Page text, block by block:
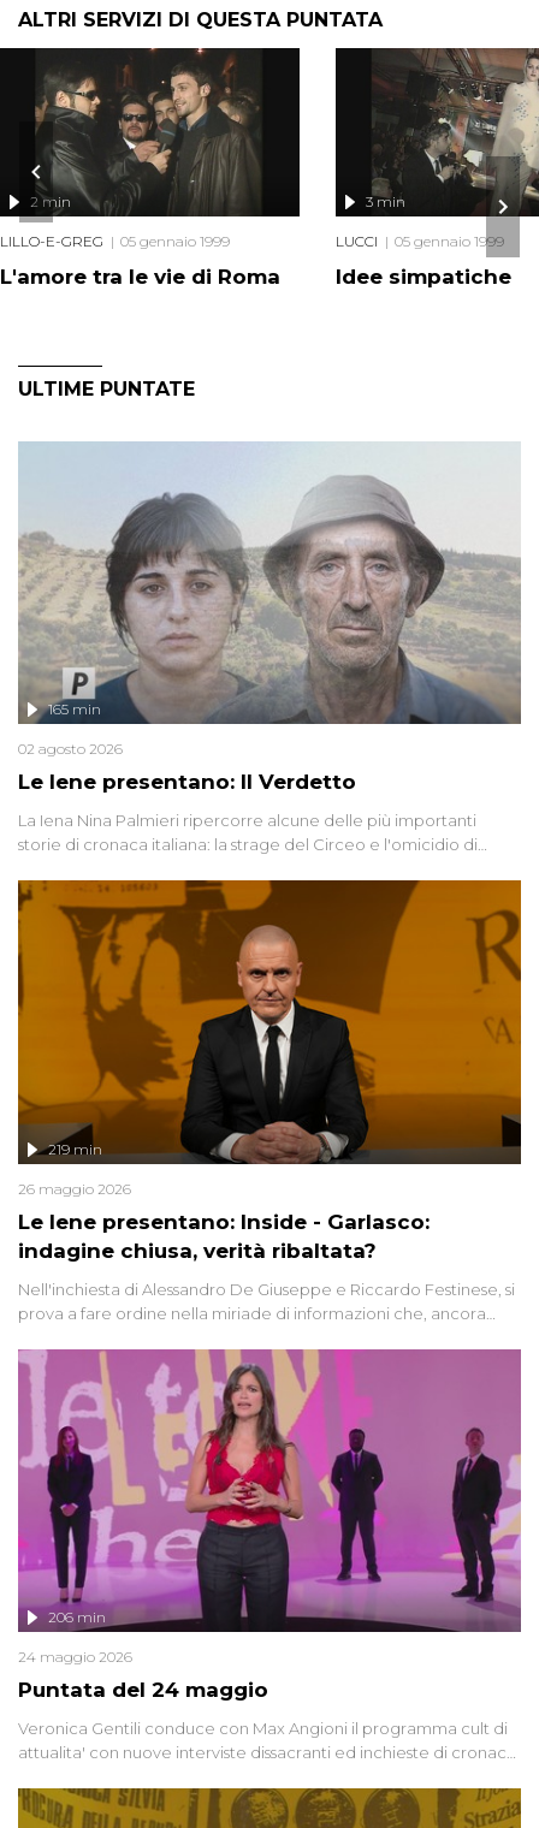
ALTRI SERVIZI DI QUESTA PUNTATA
L'amore tra le vie di Roma
2 min
LILLO-E-GREG 05 gennaio 1999
Idee simpatiche
3 min
LUCCI 05 gennaio 1999
ULTIME PUNTATE
Le Iene presentano: Il Verdetto
165 min
02 agosto 2026
La Iena Nina Palmieri ripercorre alcune delle più importanti
storie di cronaca italiana: la strage del Circeo e l'omicidio di
Le Iene presentano: Inside - Garlasco:
indagine chiusa, verità ribaltata?
219 min
26 maggio 2026
Nell'inchiesta di Alessandro De Giuseppe e Riccardo Festinese, si
prova a fare ordine nella miriade di informazioni che, ancora
giudiziarie più discusse degli ultimi anni. Lo speciale ricostruisce la
vicenda mettendo in fila testimonianze, errori, dettagli
controversi e i protagonisti di un'indagine che sembra non avere
fine.
Puntata del 24 maggio
206 min
24 maggio 2026
Veronica Gentili conduce con Max Angioni il programma cult di
attualita' con nuove interviste dissacranti ed inchieste di cronaca